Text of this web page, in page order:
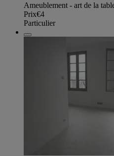
Ameublement - art de la
Prix€4
Particulier